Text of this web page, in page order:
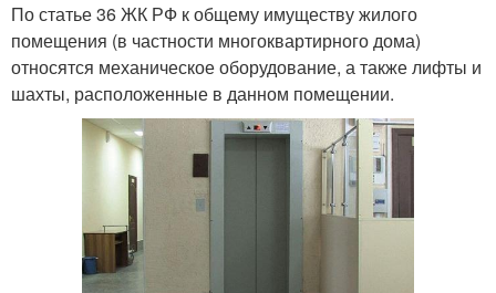
По статье 36 ЖК РФ к общему имуществу жилого
помещения (в частности многоквартирного дома)
относятся механическое оборудование, а также лифты и
шахты, расположенные в данном помещении.